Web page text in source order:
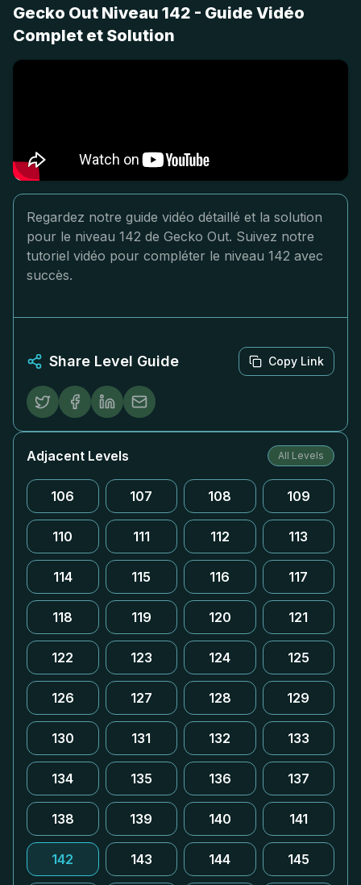
Gecko Out Niveau 142 - Guide Vidéo
Complet et Solution
Regardez notre guide vidéo détaillé et la solution
pour le niveau 142 de Gecko Out. Suivez notre
tutoriel vidéo pour compléter le niveau 142 avec
succès.
Share Level Guide Copy Link
Adjacent Levels All Levels
106 107 108 109
110 111 112 113
114 115 116 117
118 119 120 121
122 123 124 125
126 127 128 129
130 131 132 133
134 135 136 137
138 139 140 141
142 143 144 145